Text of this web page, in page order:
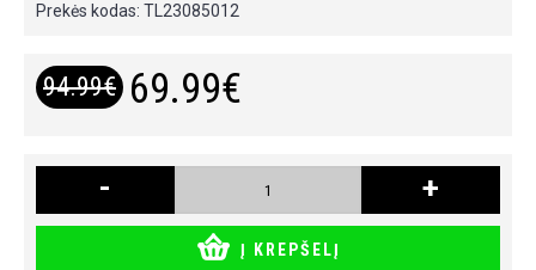
Prekės kodas: TL23085012
94.99€ 69.99€
- +
Į KREPŠELĮ